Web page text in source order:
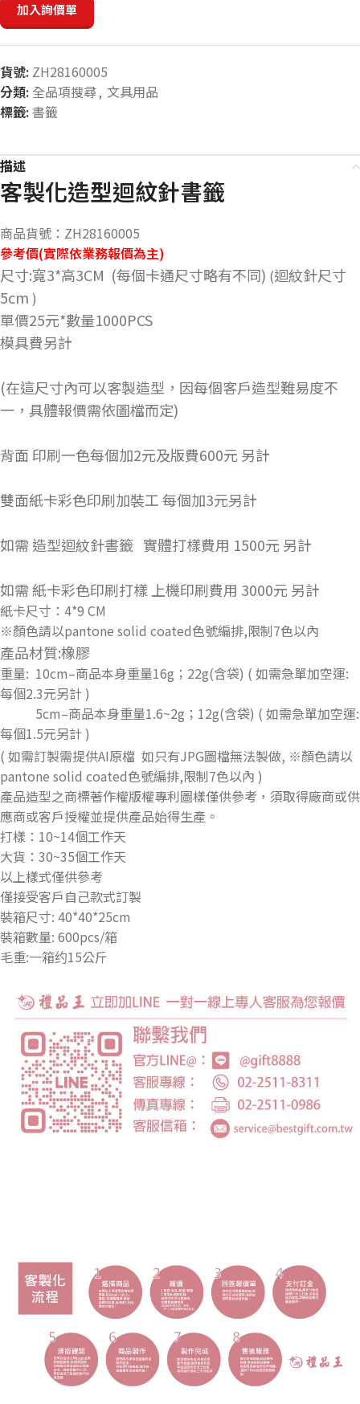
加入詢價單
貨號: ZH28160005
分類: 全品項搜尋, 文具用品
標籤: 書籤
描述
客製化造型迴紋針書籤
商品貨號：ZH28160005
參考價(實際依業務報價為主)
尺寸:寬3*高3CM (每個卡通尺寸略有不同) (迴紋針尺寸
5cm )
單價25元*數量1000PCS
模具費另計
(在這尺寸內可以客製造型，因每個客戶造型難易度不
一，具體報價需依圖檔而定)
背面 印刷一色每個加2元及版費600元 另計
雙面紙卡彩色印刷加裝工 每個加3元另計
如需 造型迴紋針書籤 實體打樣費用 1500元 另計
如需 紙卡彩色印刷打樣 上機印刷費用 3000元 另計
紙卡尺寸：4*9 CM
※顏色請以pantone solid coated色號編排,限制7色以內
產品材質:橡膠
重量: 10cm–商品本身重量16g；22g(含袋) ( 如需急單加空運:
每個2.3元另計 )
5cm–商品本身重量1.6~2g；12g(含袋) ( 如需急單加空運:
每個1.5元另計 )
( 如需訂製需提供AI原檔 如只有JPG圖檔無法製做, ※顏色請以
pantone solid coated色號編排,限制7色以內 )
產品造型之商標著作權版權專利圖樣僅供參考，須取得廠商或供
應商或客戶授權並提供產品始得生產。
打樣：10~14個工作天
大貨：30~35個工作天
以上樣式僅供參考
僅接受客戶自己款式訂製
裝箱尺寸: 40*40*25cm
裝箱數量: 600pcs/箱
毛重:一箱约15公斤